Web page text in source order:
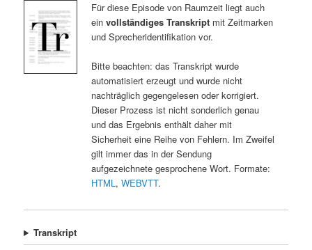
Für diese Episode von Raumzeit liegt auch
ein vollständiges Transkriptmit Zeitmarken
und Sprecheridentifikation vor.
Bitte beachten: das Transkript wurde
automatisiert erzeugt und wurde nicht
nachträglich gegengelesen oder korrigiert.
Dieser Prozess ist nicht sonderlich genau
und das Ergebnis enthält daher mit
Sicherheit eine Reihe von Fehlern. Im Zweifel
gilt immer das in der Sendung
aufgezeichnete gesprochene Wort. Formate:
HTML, WEBVTT.
Transkript